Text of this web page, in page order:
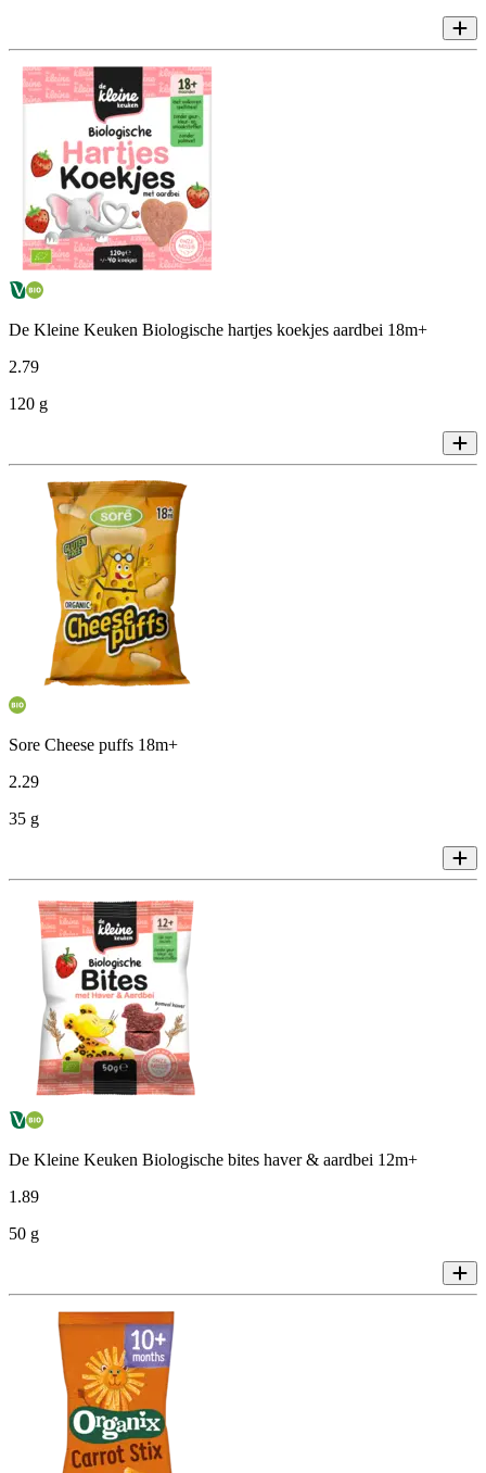
De Kleine Keuken Biologische hartjes koekjes aardbei 18m+
2.79
120 g
Sore Cheese puffs 18m+
2.29
35 g
De Kleine Keuken Biologische bites haver & aardbei 12m+
1.89
50 g